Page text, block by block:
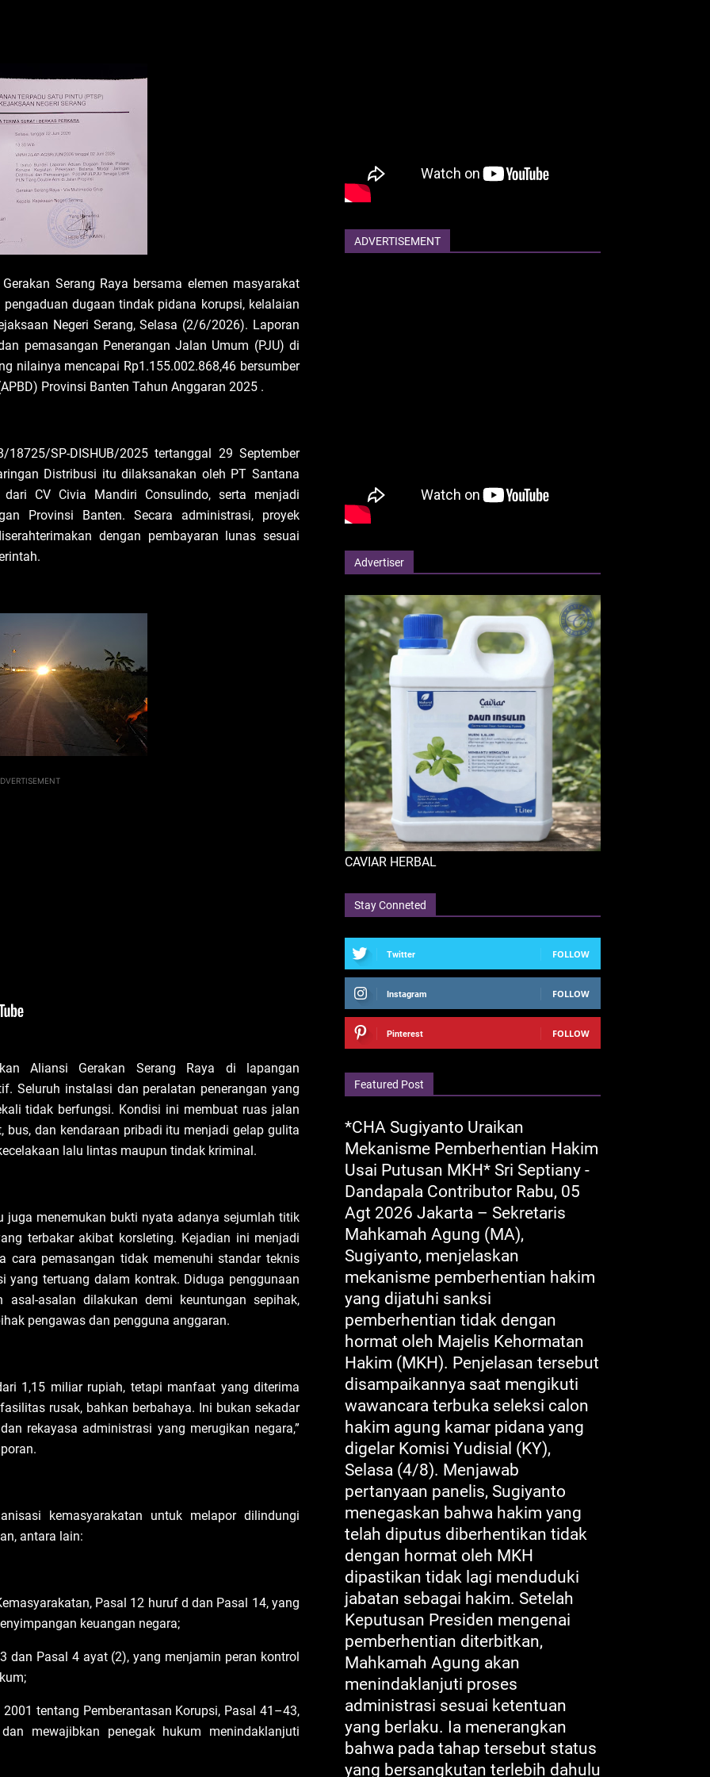
Serang Raya bersama elemen masyarakat
dugaan tindak pidana korupsi, kelalaian
Negeri Serang, Selasa (2/6/2026). Laporan
pemasangan Penerangan Jalan Umum (PJU) di
nilainya mencapai Rp1.155.002.868,46 bersumber
Provinsi Banten Tahun Anggaran 2025 .
SP-DISHUB/2025 tertanggal 29 September
Distribusi itu dilaksanakan oleh PT Santana
CV Civia Mandiri Consulindo, serta menjadi
Provinsi Banten. Secara administrasi, proyek
dengan pembayaran lunas sesuai
Aliansi Gerakan Serang Raya di lapangan
Seluruh instalasi dan peralatan penerangan yang
tidak berfungsi. Kondisi ini membuat ruas jalan
dan kendaraan pribadi itu menjadi gelap gulita
lalu lintas maupun tindak kriminal.
juga menemukan bukti nyata adanya sejumlah titik
terbakar akibat korsleting. Kejadian ini menjadi
cara pemasangan tidak memenuhi standar teknis
yang tertuang dalam kontrak. Diduga penggunaan
asalan dilakukan demi keuntungan sepihak,
pengawas dan pengguna anggaran.
1,15 miliar rupiah, tetapi manfaat yang diterima
rusak, bahkan berbahaya. Ini bukan sekadar
rekayasa administrasi yang merugikan negara,”
kemasyarakatan untuk melapor dilindungi
antara lain:
Pasal 12 huruf d dan Pasal 14, yang
keuangan negara;
dan Pasal 4 ayat (2), yang menjamin peran kontrol
tentang Pemberantasan Korupsi, Pasal 41–43,
mewajibkan penegak hukum menindaklanjuti
ADVERTISEMENT
Advertiser
CAVIAR HERBAL
Stay Conneted
Twitter FOLLOW
Instagram FOLLOW
Pinterest FOLLOW
Featured Post
*CHA Sugiyanto Uraikan
Mekanisme Pemberhentian Hakim
Usai Putusan MKH* Sri Septiany -
Dandapala Contributor Rabu, 05
Agt 2026 Jakarta – Sekretaris
Mahkamah Agung (MA),
Sugiyanto, menjelaskan
mekanisme pemberhentian hakim
yang dijatuhi sanksi
pemberhentian tidak dengan
hormat oleh Majelis Kehormatan
Hakim (MKH). Penjelasan tersebut
disampaikannya saat mengikuti
wawancara terbuka seleksi calon
hakim agung kamar pidana yang
digelar Komisi Yudisial (KY),
Selasa (4/8). Menjawab
pertanyaan panelis, Sugiyanto
menegaskan bahwa hakim yang
telah diputus diberhentikan tidak
dengan hormat oleh MKH
dipastikan tidak lagi menduduki
jabatan sebagai hakim. Setelah
Keputusan Presiden mengenai
pemberhentian diterbitkan,
Mahkamah Agung akan
menindaklanjuti proses
administrasi sesuai ketentuan
yang berlaku. Ia menerangkan
bahwa pada tahap tersebut status
yang bersangkutan terlebih dahulu